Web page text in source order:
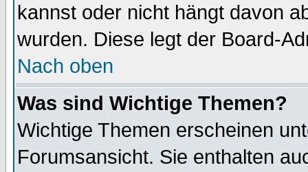
kannst oder nicht hängt davon
wurden. Diese legt der Board-
Nach oben
Was sind Wichtige Themen?
Wichtige Themen erscheinen
Forumsansicht. Sie enthalten